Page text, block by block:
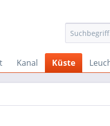
Kanal Küste